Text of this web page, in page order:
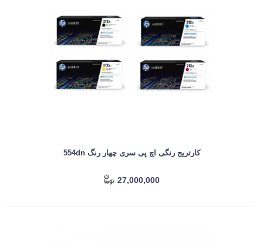
کارتریج رنگی اچ پی سری چهار رنگ 554dn
27,000,000